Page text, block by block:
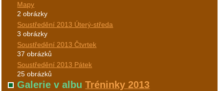
Mapy
2 obrázky
Soustředění 2013 Úterý-středa
3 obrázky
Soustředění 2013 Čtvrtek
37 obrázků
Soustředění 2013 Pátek
25 obrázků
Galerie v albuTréninky 2013